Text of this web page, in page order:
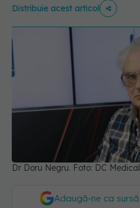
Distribuie acest articol
Dr Doru Negru. Foto: DC Medical
Adaugă-ne ca